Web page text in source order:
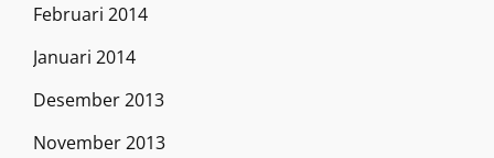
Februari 2014
Januari 2014
Desember 2013
November 2013